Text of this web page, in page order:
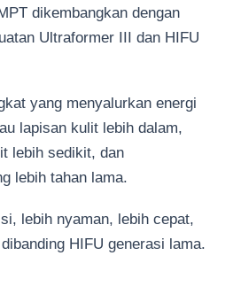
dikembangkan dengan
Ultraformer III dan HIFU
yang menyalurkan energi
lapisan kulit lebih dalam,
lebih sedikit, dan
lebih tahan lama.
lebih nyaman, lebih cepat,
HIFU generasi lama.